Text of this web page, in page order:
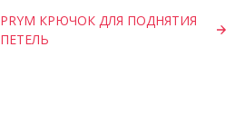
PRYM КРЮЧОК ДЛЯ ПОДНЯТИЯ
ПЕТЕЛЬ